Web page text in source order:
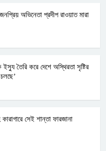
অভিনেতা প্রদীপ রাওয়াত মারা
তৈরি করে দেশে অস্থিরতা সৃষ্টির
কারাগারে সেই শান্তা ফারজানা